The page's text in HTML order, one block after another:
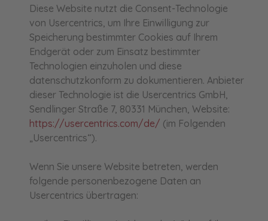
Diese Website nutzt die Consent-Technologie
von Usercentrics, um Ihre Einwilligung zur
Speicherung bestimmter Cookies auf Ihrem
Endgerät oder zum Einsatz bestimmter
Technologien einzuholen und diese
datenschutzkonform zu dokumentieren. Anbieter
dieser Technologie ist die Usercentrics GmbH,
Sendlinger Straße 7, 80331 München, Website:
https://usercentrics.com/de/ (im Folgenden
„Usercentrics“).
Wenn Sie unsere Website betreten, werden
folgende personenbezogene Daten an
Usercentrics übertragen: